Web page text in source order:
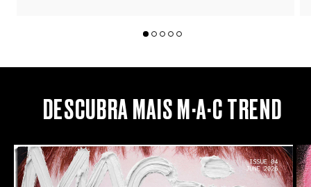
DESCUBRA MAIS M·A·C TREND